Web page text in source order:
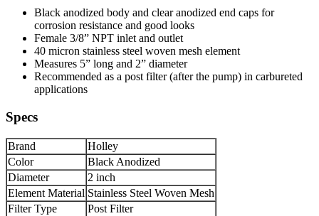
Black anodized body and clear anodized end caps for
corrosion resistance and good looks
Female 3/8” NPT inlet and outlet
40 micron stainless steel woven mesh element
Measures 5” long and 2” diameter
Recommended as a post filter (after the pump) in carbureted
applications
Specs
Brand
Holley
Color
Black Anodized
Diameter
2 inch
Element Material Stainless Steel Woven Mesh
Filter Type
Post Filter